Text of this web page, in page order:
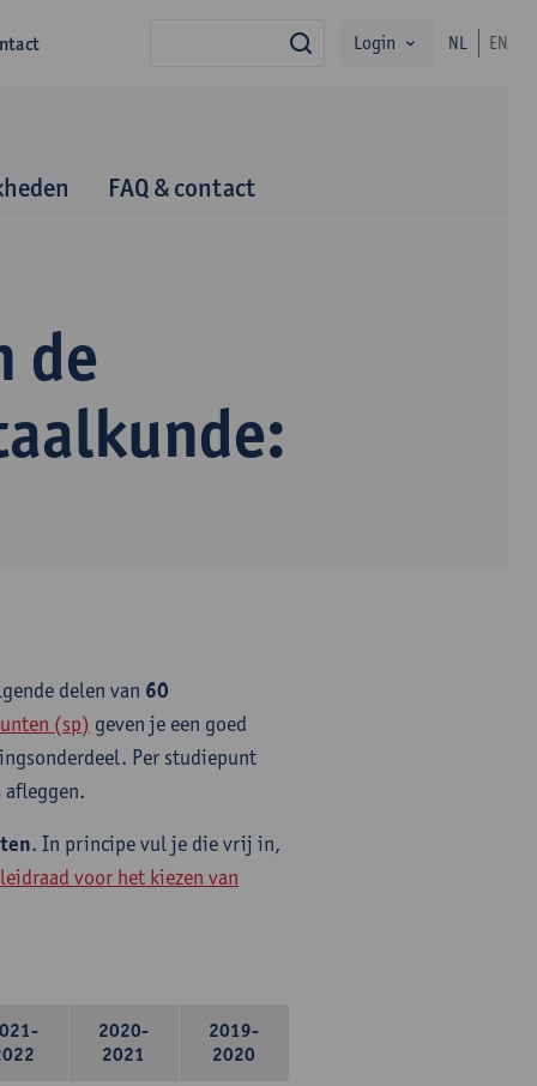
zoekLogin NL EN
FAQ & contact
de
delen van 60
(sp) geven je een goed
Per studiepunt
afleggen.
. In principe vul je die vrij in,
leidraad voor het kiezen van
2020-
2021
2019-
2020